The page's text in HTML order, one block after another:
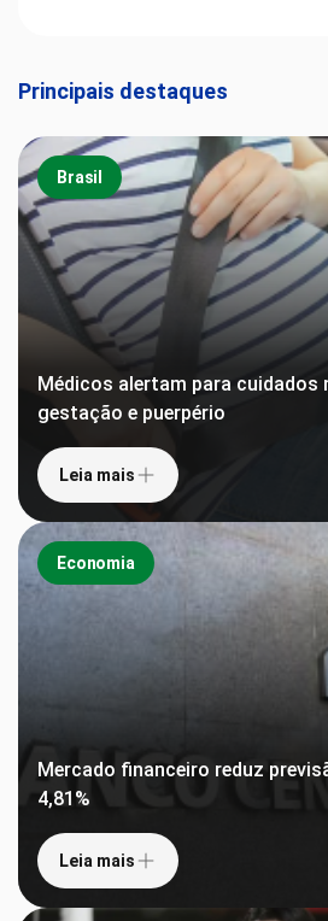
Principais destaques
Brasil
Médicos alertam para cuidados
gestação e puerpério
Leia mais
Economia
Mercado financeiro reduz
4,81%
Leia mais